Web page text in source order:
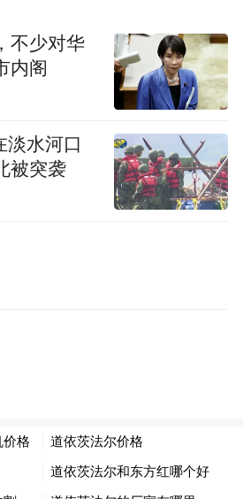
不少对华
内阁
淡水河口
被突袭